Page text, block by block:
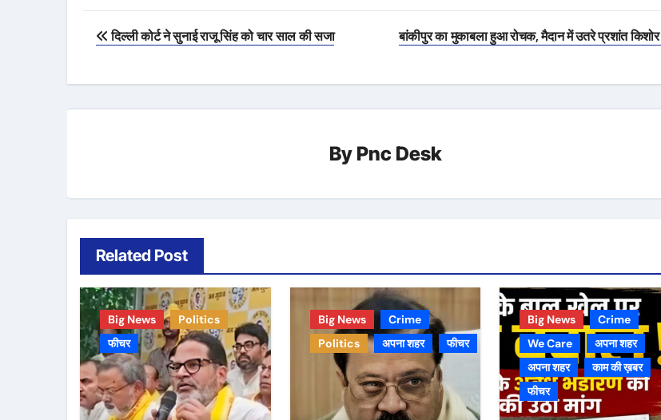
Post
दिल्ली कोर्ट ने सुनाई राजू सिंह को चार साल की सजा बांकीपुर का मुकाबला हुआ रोचक, मैदान में उतरे प्रशांत किशोर
By Pnc Desk
Related Post
Big News
Politics
फीचर
Big News
Crime
Politics
अपना शहर फीचर
Big News
Crime
We Care
अपना शहर
अपना शहर
काम की ख़बर
फीचर